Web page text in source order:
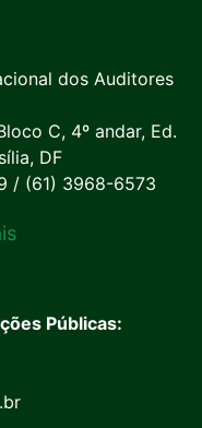
dos Auditores
C, 4º andar, Ed.
DF
/ (61) 3968-6573
Públicas: